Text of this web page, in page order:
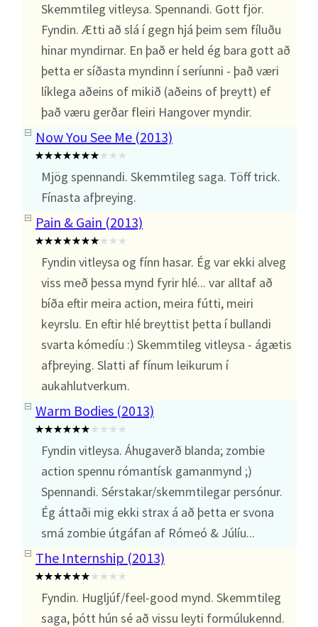
Skemmtileg vitleysa. Spennandi. Gott fjör.
Fyndin. Ætti að slá í gegn hjá þeim sem fíluðu
hinar myndirnar. En það er held ég bara gott að
þetta er síðasta myndinn í seríunni - það væri
líklega aðeins of mikið (aðeins of þreytt) ef
það væru gerðar fleiri Hangover myndir.
Now You See Me (2013)
Mjög spennandi. Skemmtileg saga. Töff trick.
Fínasta afþreying.
Pain & Gain (2013)
Fyndin vitleysa og fínn hasar. Ég var ekki alveg
viss með þessa mynd fyrir hlé... var alltaf að
bíða eftir meira action, meira fútti, meiri
keyrslu. En eftir hlé breyttist þetta í bullandi
svarta kómedíu :) Skemmtileg vitleysa - ágætis
afþreying. Slatti af fínum leikurum í
aukahlutverkum.
Warm Bodies (2013)
Fyndin vitleysa. Áhugaverð blanda; zombie
action spennu rómantísk gamanmynd ;)
Spennandi. Sérstakar/skemmtilegar persónur.
Ég áttaði mig ekki strax á að þetta er svona
smá zombie útgáfan af Rómeó & Júlíu...
The Internship (2013)
Fyndin. Hugljúf/feel-good mynd. Skemmtileg
saga, þótt hún sé að vissu leyti formúlukennd.